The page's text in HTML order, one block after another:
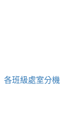
各班級處室分機